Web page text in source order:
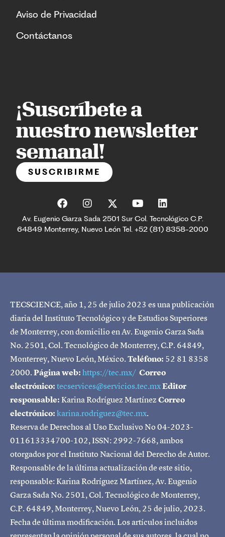
Aviso de Privacidad
Contáctanos
¡Suscríbete a
nuestro newsletter
semanal!
SUSCRIBIRME
Av. Eugenio Garza Sada 2501 Sur Col. Tecnológico C.P.
64849 Monterrey, Nuevo León Tel. +52 (81) 8358-2000
TECSCIENCE, año 1, 25 de julio 2023 es una publicación
diaria del Instituto Tecnológico y de Estudios Superiores
de Monterrey, con domicilio en Av. Eugenio Garza Sada
No. 2501, Col. Tecnológico de Monterrey, C.P. 64849,
Monterrey, Nuevo León, México.Teléfono: 52 81 8358
2000.Página web:https://tec.mx/ Correo
electrónico:tecservices@servicios.tec.mxEditor
responsable:Karina Rodríguez MartínezCorreo
electrónico:karina.rodriguez@tec.mx.
Reserva de Derechos al Uso Exclusivo No 04-2023-
011613334700-102, ISSN: 2992-7668, ambos
otorgados por el Instituto Nacional del Derecho de Autor.
Responsable de la última actualización de este sitio,
responsable: Karina Rodríguez Martínez, Av. Eugenio
Garza Sada No. 2501, Col. Tecnológico de Monterrey,
C.P. 64849, Monterrey, Nuevo León, 25 de julio, 2023.
Fecha de última modificación. Los artículos incluidos